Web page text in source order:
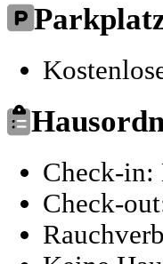
Check-in:
Check-